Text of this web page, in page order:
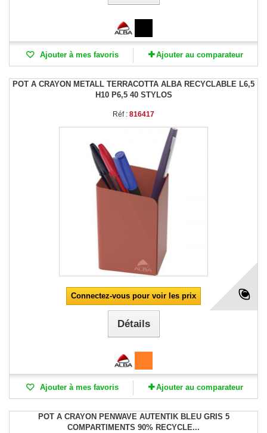
Ajouter à mes favoris Ajouter au comparateur
POT A CRAYON METALL TERRACOTTA ALBA RECYCLABLE L6,5
H10 P6,5 40 STYLOS
Réf : 816417
Connectez-vous pour voir les prix
Détails
Ajouter à mes favoris Ajouter au comparateur
POT A CRAYON PENWAVE AUTENTIK BLEU GRIS 5
COMPARTIMENTS 90% RECYCLE...